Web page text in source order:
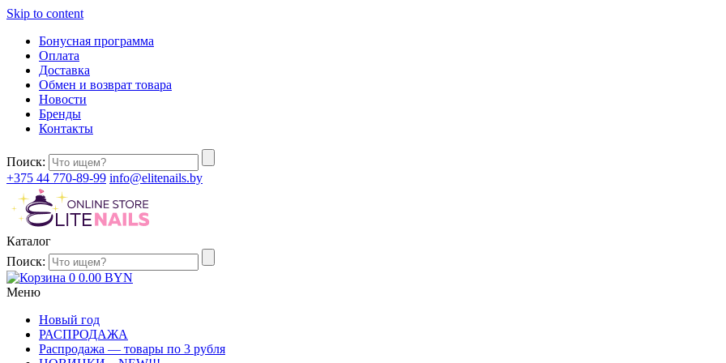
Skip to content
Бонусная программа
Оплата
Доставка
Обмен и возврат товара
Новости
Бренды
Контакты
Поиск:
+375 44 770-89-99 info@elitenails.by
Каталог
Поиск:
0 0.00 BYN
Меню
Новый год
РАСПРОДАЖА
Распродажа — товары по 3 рубля